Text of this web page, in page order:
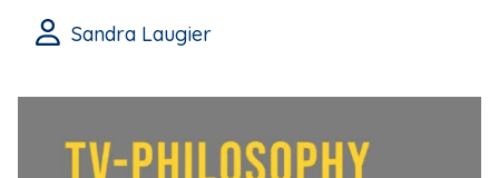
Sandra Laugier